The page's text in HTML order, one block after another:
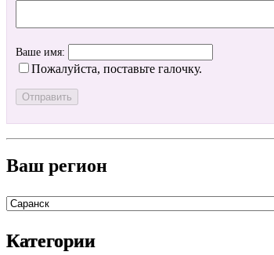
Ваше имя:
Пожалуйста, поставьте галочку.
Ваш регион
Категории